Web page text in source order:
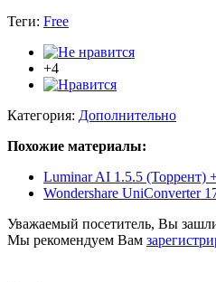
Теги: Free
+4
Категория: Дополнительно
Похожие материалы:
Luminar AI 1.5.5 (Торрент)
Wondershare UniConverter
Уважаемый посетитель, Вы
Мы рекомендуем Вам